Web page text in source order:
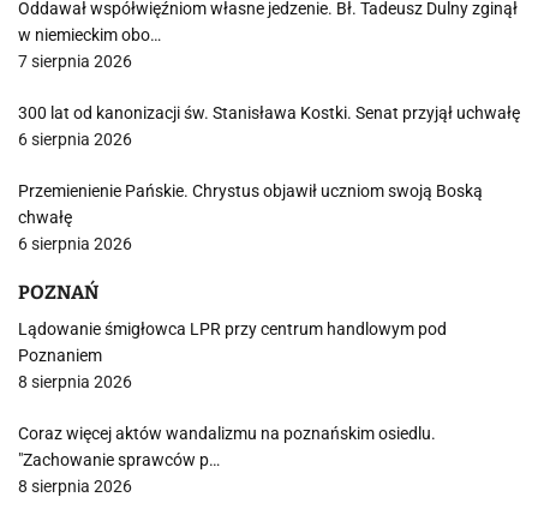
Oddawał współwięźniom własne jedzenie. Bł. Tadeusz Dulny zginął
w niemieckim obo…
7 sierpnia 2026
300 lat od kanonizacji św. Stanisława Kostki. Senat przyjął uchwałę
6 sierpnia 2026
Przemienienie Pańskie. Chrystus objawił uczniom swoją Boską
chwałę
6 sierpnia 2026
POZNAŃ
Lądowanie śmigłowca LPR przy centrum handlowym pod
Poznaniem
8 sierpnia 2026
Coraz więcej aktów wandalizmu na poznańskim osiedlu.
"Zachowanie sprawców p…
8 sierpnia 2026